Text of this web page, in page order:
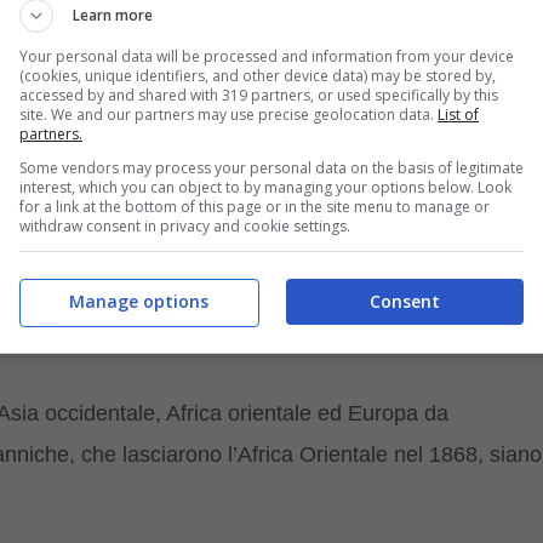
razza esotica giunsero in Europae solo nel
dalla FIFé.
lo colleghi direttamentea quella che è ora
che provenga invece dal Sud Est asiatico
XIX secolo e suscitò molto interesse per la sua
occidentale, Africa orientale ed Europa da
che lasciarono l’Africa Orientale nel 1868, siano
Learn more
Your personal data will be processed and information from your device
(cookies, unique identifiers, and other device data) may be stored by,
accessed by and shared with 319 partners, or used specifically by this
site. We and our partners may use precise geolocation data. List of
partners.
Some vendors may process your personal data on the basis of legitimate
interest, which you can object to by managing your options below. Look
for a link at the bottom of this page or in the site menu to manage or
withdraw consent in privacy and cookie settings.
Consent
Manage options